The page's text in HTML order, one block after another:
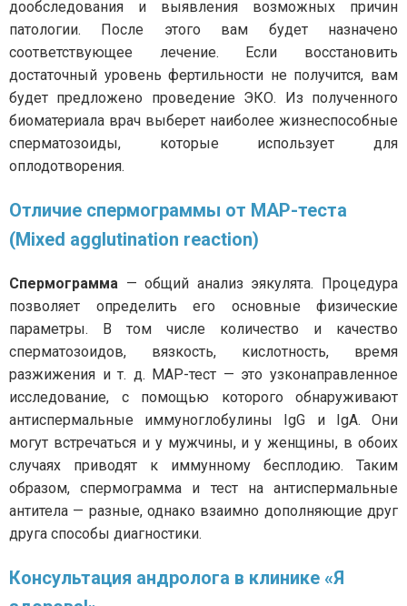
дообследования и выявления возможных причин
патологии. После этого вам будет назначено
соответствующее лечение. Если восстановить
достаточный уровень фертильности не получится, вам
будет предложено проведение ЭКО. Из полученного
биоматериала врач выберет наиболее жизнеспособные
сперматозоиды, которые использует для
оплодотворения.
Отличие спермограммы от MAP-теста
(Mixed agglutination reaction)
Спермограмма — общий анализ эякулята. Процедура
позволяет определить его основные физические
параметры. В том числе количество и качество
сперматозоидов, вязкость, кислотность, время
разжижения и т. д. МАР-тест — это узконаправленное
исследование, с помощью которого обнаруживают
антиспермальные иммуноглобулины IgG и IgA. Они
могут встречаться и у мужчины, и у женщины, в обоих
случаях приводят к иммунному бесплодию. Таким
образом, спермограмма и тест на антиспермальные
антитела — разные, однако взаимно дополняющие друг
друга способы диагностики.
Консультация андролога в клинике «Я